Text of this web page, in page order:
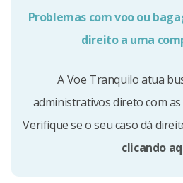
Problemas com voo ou
direito a uma
A Voe Tranquilo atua
administrativos direto com
Verifique se o seu caso dá
clicando